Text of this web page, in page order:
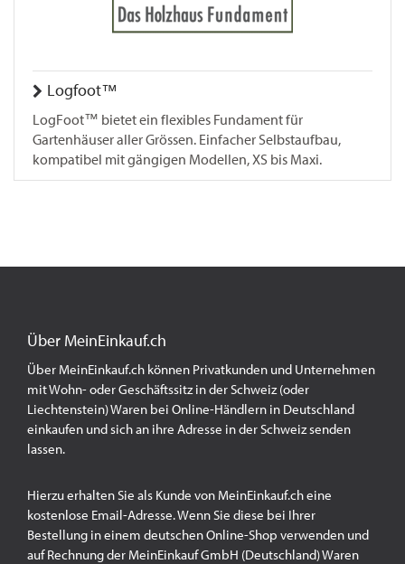
Logfoot™
LogFoot™ bietet ein flexibles Fundament für
Gartenhäuser aller Grössen. Einfacher Selbstaufbau,
kompatibel mit gängigen Modellen, XS bis Maxi.
Über MeinEinkauf.ch
Über MeinEinkauf.ch können Privatkunden und Unternehmen
mit Wohn- oder Geschäftssitz in der Schweiz (oder
Liechtenstein) Waren bei Online-Händlern in Deutschland
einkaufen und sich an ihre Adresse in der Schweiz senden
lassen.
Hierzu erhalten Sie als Kunde von MeinEinkauf.ch eine
kostenlose Email-Adresse. Wenn Sie diese bei Ihrer
Bestellung in einem deutschen Online-Shop verwenden und
auf Rechnung der MeinEinkauf GmbH (Deutschland) Waren